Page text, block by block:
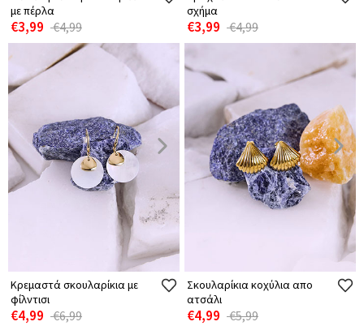
με πέρλα
€3,99 €4,99
σχήμα
€3,99 €4,99
Κρεμαστά σκουλαρίκια με
φίλντισι
€4,99 €6,99
Σκουλαρίκια κοχύλια απο
ατσάλι
€4,99 €5,99